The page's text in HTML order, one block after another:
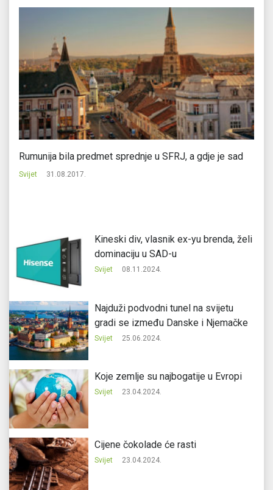
Rumunija bila predmet sprednje u SFRJ, a gdje je sad
Svijet 31.08.2017.
Kineski div, vlasnik ex-yu brenda, želi
dominaciju u SAD-u
Svijet 08.11.2024.
Najduži podvodni tunel na svijetu
gradi se između Danske i Njemačke
Svijet 25.06.2024.
Koje zemlje su najbogatije u Evropi
Svijet 23.04.2024.
Cijene čokolade će rasti
Svijet 23.04.2024.